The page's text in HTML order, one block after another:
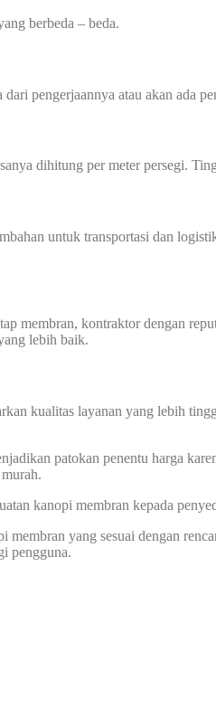
berbeda – beda.
pengerjaannya atau akan ada
dihitung per meter persegi.
untuk transportasi dan
membran, kontraktor dengan
lebih baik.
kualitas layanan yang lebih
patokan penentu harga
kanopi membran kepada
yang sesuai dengan
pengguna.